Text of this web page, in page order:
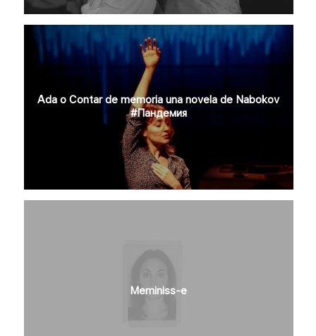
Ada o Contar de memoria una novela de Nabokov
#Пандемия
Meminiss-e